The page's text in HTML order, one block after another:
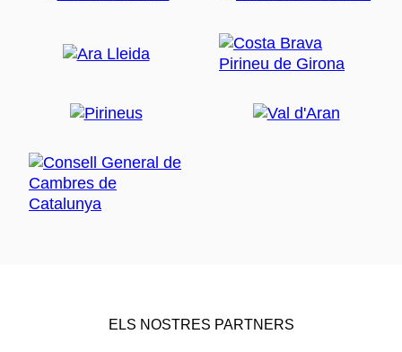
ELS NOSTRES PARTNERS